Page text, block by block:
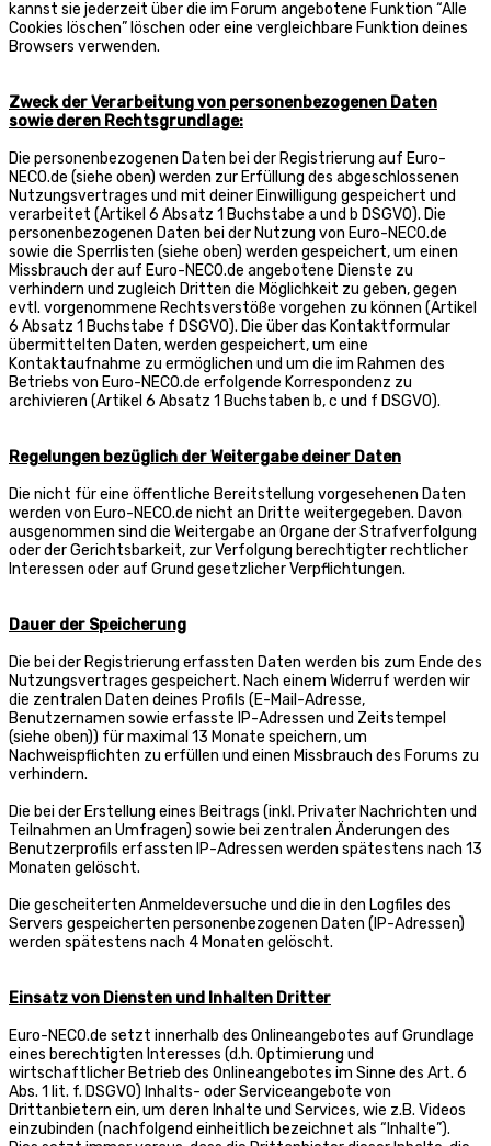
kannst sie jederzeit über die im Forum angebotene Funktion “Alle
Cookies löschen” löschen oder eine vergleichbare Funktion deines
Browsers verwenden.
Zweck der Verarbeitung von personenbezogenen Daten
sowie deren Rechtsgrundlage:
Die personenbezogenen Daten bei der Registrierung auf Euro-
NECO.de (siehe oben) werden zur Erfüllung des abgeschlossenen
Nutzungsvertrages und mit deiner Einwilligung gespeichert und
verarbeitet (Artikel 6 Absatz 1 Buchstabe a und b DSGVO). Die
personenbezogenen Daten bei der Nutzung von Euro-NECO.de
sowie die Sperrlisten (siehe oben) werden gespeichert, um einen
Missbrauch der auf Euro-NECO.de angebotene Dienste zu
verhindern und zugleich Dritten die Möglichkeit zu geben, gegen
evtl. vorgenommene Rechtsverstöße vorgehen zu können (Artikel
6 Absatz 1 Buchstabe f DSGVO). Die über das Kontaktformular
übermittelten Daten, werden gespeichert, um eine
Kontaktaufnahme zu ermöglichen und um die im Rahmen des
Betriebs von Euro-NECO.de erfolgende Korrespondenz zu
archivieren (Artikel 6 Absatz 1 Buchstaben b, c und f DSGVO).
Regelungen bezüglich der Weitergabe deiner Daten
Die nicht für eine öffentliche Bereitstellung vorgesehenen Daten
werden von Euro-NECO.de nicht an Dritte weitergegeben. Davon
ausgenommen sind die Weitergabe an Organe der Strafverfolgung
oder der Gerichtsbarkeit, zur Verfolgung berechtigter rechtlicher
Interessen oder auf Grund gesetzlicher Verpflichtungen.
Dauer der Speicherung
Die bei der Registrierung erfassten Daten werden bis zum Ende des
Nutzungsvertrages gespeichert. Nach einem Widerruf werden wir
die zentralen Daten deines Profils (E-Mail-Adresse,
Benutzernamen sowie erfasste IP-Adressen und Zeitstempel
(siehe oben)) für maximal 13 Monate speichern, um
Nachweispflichten zu erfüllen und einen Missbrauch des Forums zu
verhindern.
Die bei der Erstellung eines Beitrags (inkl. Privater Nachrichten und
Teilnahmen an Umfragen) sowie bei zentralen Änderungen des
Benutzerprofils erfassten IP-Adressen werden spätestens nach 13
Monaten gelöscht.
Die gescheiterten Anmeldeversuche und die in den Logfiles des
Servers gespeicherten personenbezogenen Daten (IP-Adressen)
werden spätestens nach 4 Monaten gelöscht.
Einsatz von Diensten und Inhalten Dritter
Euro-NECO.de setzt innerhalb des Onlineangebotes auf Grundlage
eines berechtigten Interesses (d.h. Optimierung und
wirtschaftlicher Betrieb des Onlineangebotes im Sinne des Art. 6
Abs. 1 lit. f. DSGVO) Inhalts- oder Serviceangebote von
Drittanbietern ein, um deren Inhalte und Services, wie z.B. Videos
einzubinden (nachfolgend einheitlich bezeichnet als “Inhalte”).